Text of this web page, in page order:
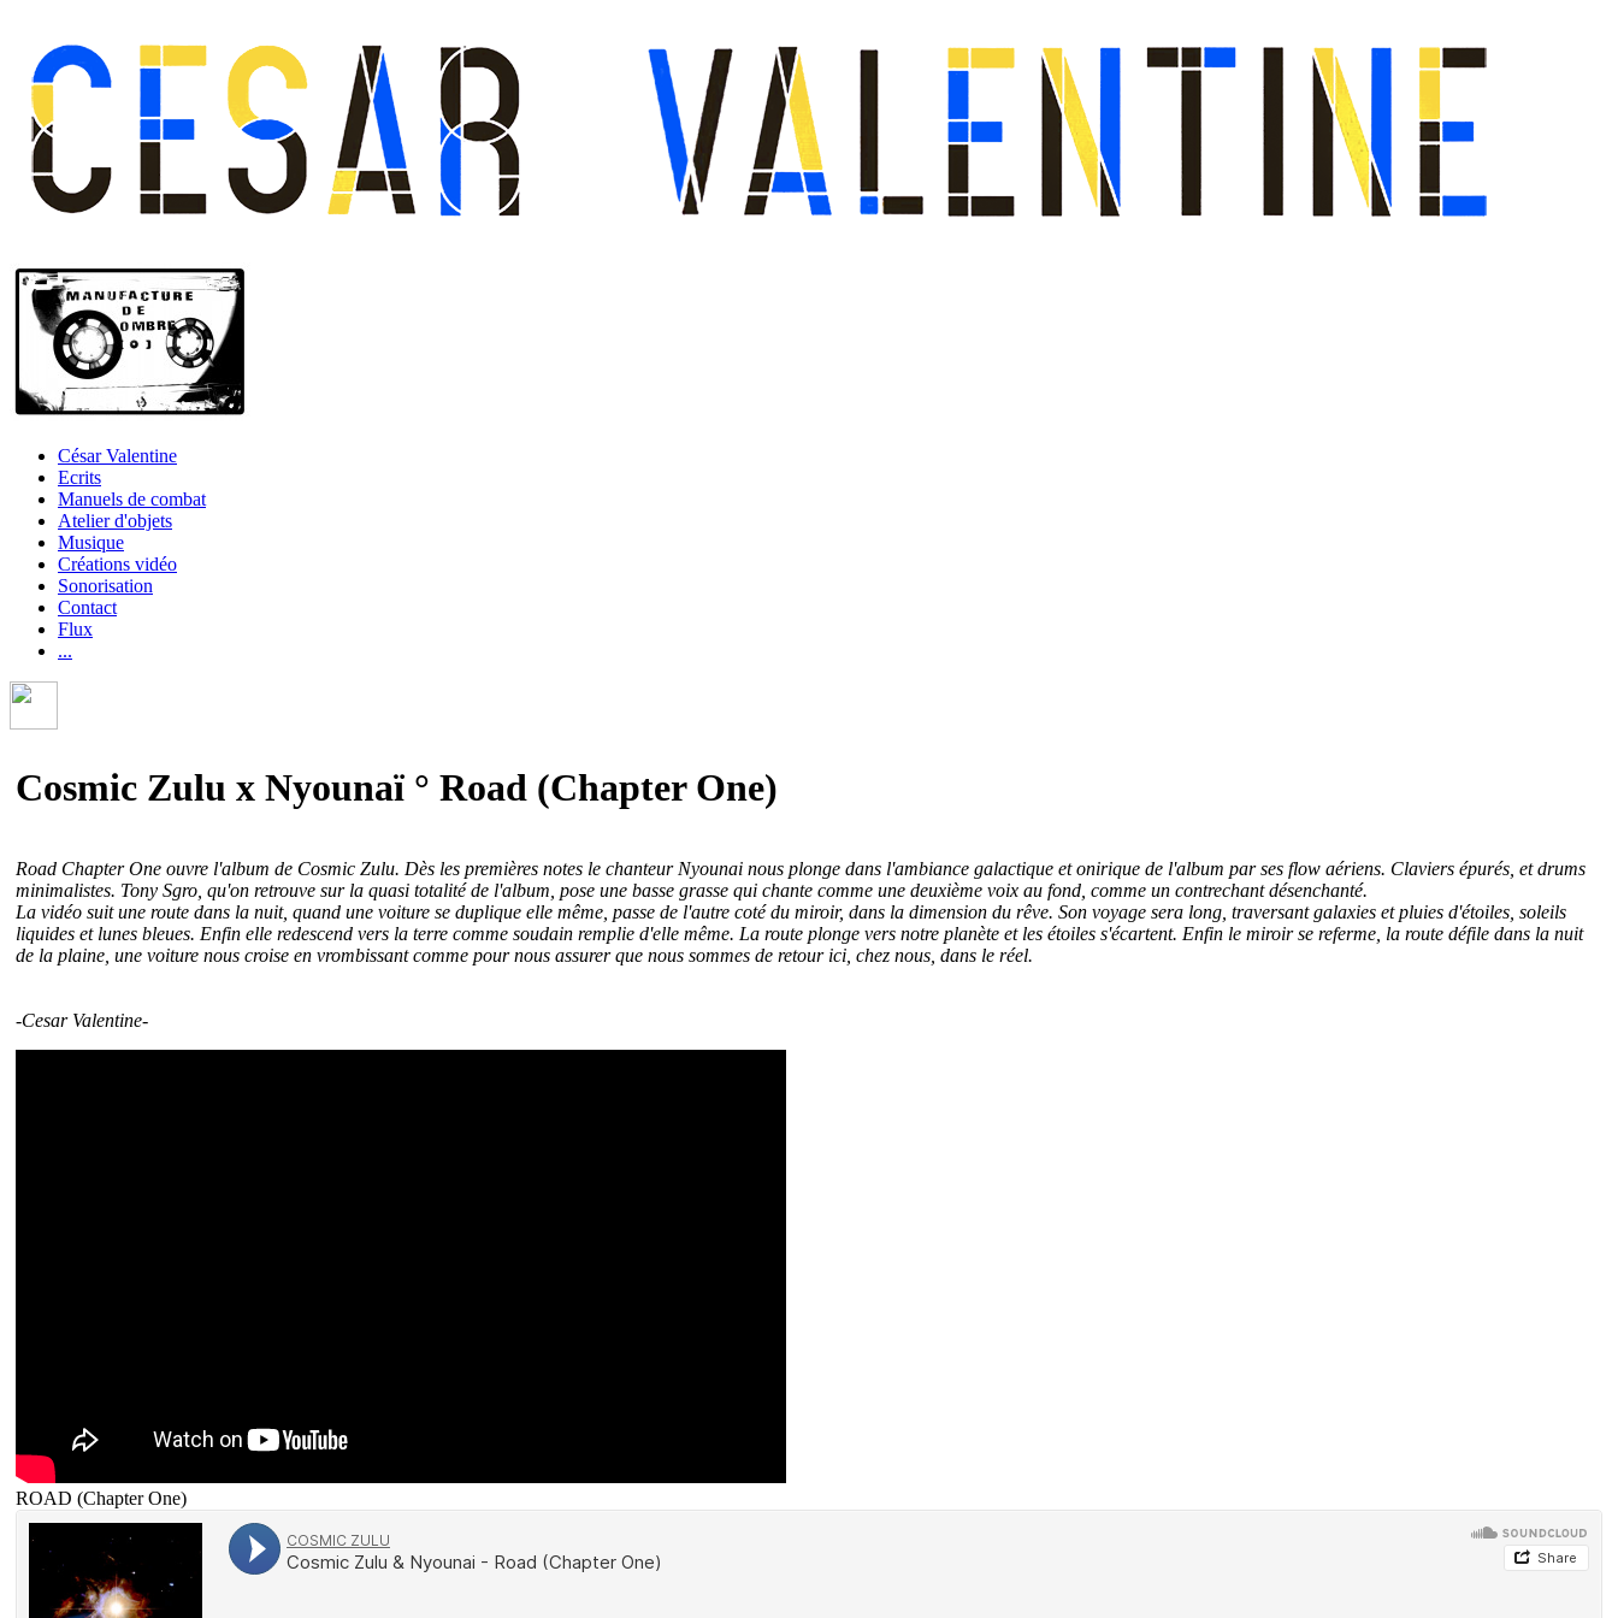
César Valentine
Ecrits
Manuels de combat
Atelier d'objets
Musique
Créations vidéo
Sonorisation
Contact
Flux
...
Cosmic Zulu x Nyounaï ° Road (Chapter One)
Road Chapter One ouvre l'album de Cosmic Zulu. Dès les premières notes le chanteur Nyounai nous plonge dans l'ambiance galactique et onirique de l'album par ses flow aériens. Claviers épurés, et drums
minimalistes. Tony Sgro, qu'on retrouve sur la quasi totalité de l'album, pose une basse grasse qui chante comme une deuxième voix au fond, comme un contrechant désenchanté.
La vidéo suit une route dans la nuit, quand une voiture se duplique elle même, passe de l'autre coté du miroir, dans la dimension du rêve. Son voyage sera long, traversant galaxies et pluies d'étoiles, soleils
liquides et lunes bleues. Enfin elle redescend vers la terre comme soudain remplie d'elle même. La route plonge vers notre planète et les étoiles s'écartent. Enfin le miroir se referme, la route défile dans la nuit
de la plaine, une voiture nous croise en vrombissant comme pour nous assurer que nous sommes de retour ici, chez nous, dans le réel.
-Cesar Valentine-
ROAD (Chapter One)